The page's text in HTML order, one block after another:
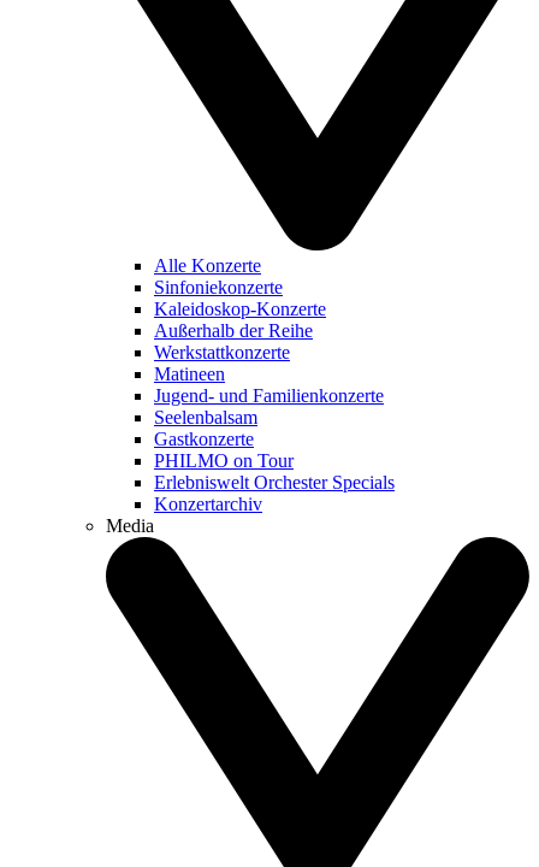
Alle Konzerte
Sinfoniekonzerte
Kaleidoskop-Konzerte
Außerhalb der Reihe
Werkstattkonzerte
Matineen
Jugend- und Familienkonzerte
Seelenbalsam
Gastkonzerte
PHILMO on Tour
Erlebniswelt Orchester Specials
Konzertarchiv
Media